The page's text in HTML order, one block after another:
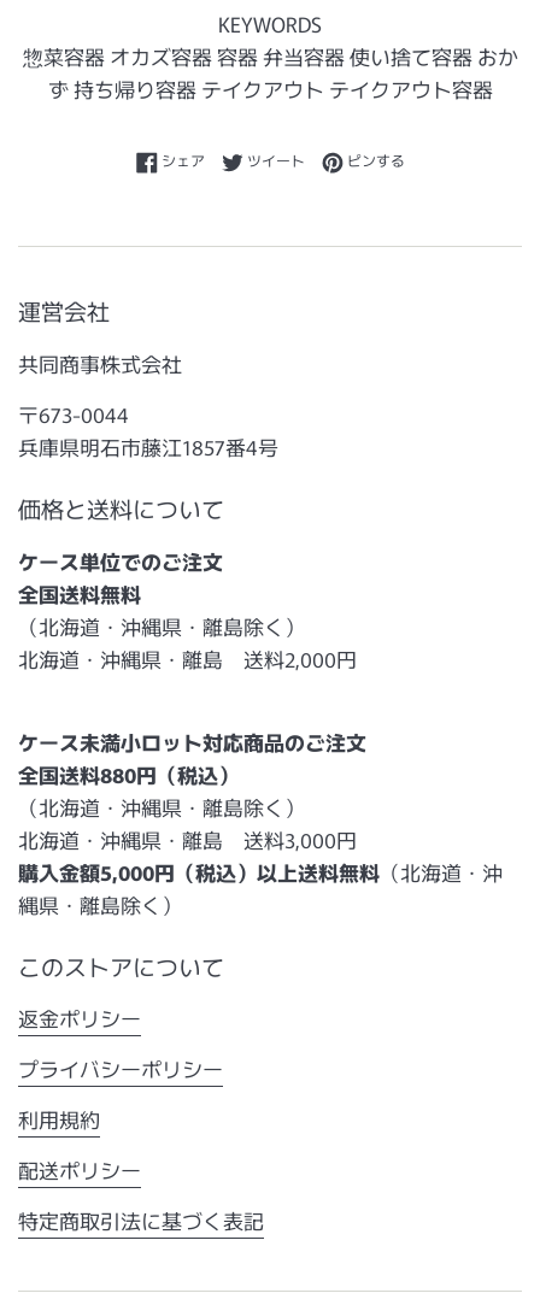
KEYWORDS
惣菜容器 オカズ容器 容器 弁当容器 使い捨て容器 おか
ず 持ち帰り容器 テイクアウト テイクアウト容器
シェアFacebookでシェアする
ツイートTwitterに投稿する
ピンするPinterestでピンする
運営会社
共同商事株式会社
〒673-0044
兵庫県明石市藤江1857番4号
価格と送料について
ケース単位でのご注文
全国送料無料
（北海道・沖縄県・離島除く）
北海道・沖縄県・離島 送料2,000円
ケース未満小ロット対応商品のご注文
全国送料880円（税込）
（北海道・沖縄県・離島除く）
北海道・沖縄県・離島 送料3,000円
購入金額5,000円（税込）以上送料無料 （北海道・沖
縄県・離島除く）
このストアについて
返金ポリシー
プライバシーポリシー
利用規約
配送ポリシー
特定商取引法に基づく表記